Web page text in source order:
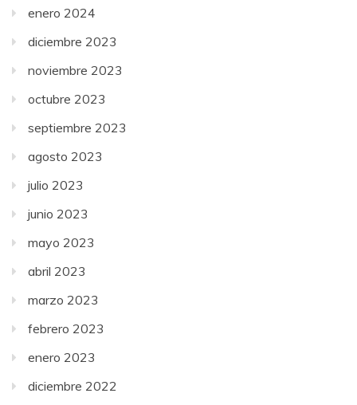
enero 2024
diciembre 2023
noviembre 2023
octubre 2023
septiembre 2023
agosto 2023
julio 2023
junio 2023
mayo 2023
abril 2023
marzo 2023
febrero 2023
enero 2023
diciembre 2022